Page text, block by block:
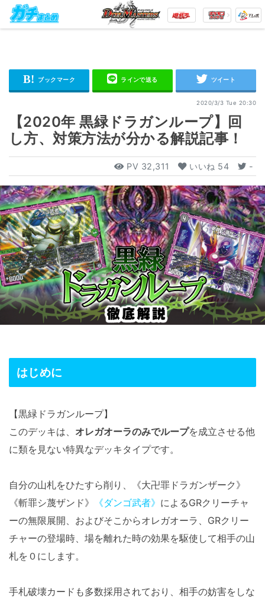
2020/3/3 Tue 20:30
【2020年 黒緑ドラガンループ】回
し方、対策方法が分かる解説記事！
PV 32,311 いいね 54 -
はじめに
【黒緑ドラガンループ】
このデッキは、 オレガオーラのみでループを成立させる他
に類を見ない特異なデッキタイプです。
自分の山札をひたすら削り、《大卍罪ドラガンザーク》
《斬罪シ蔑ザンド》
《ダンゴ武者》 によるGRクリーチャ
ーの無限展開、およびそこからオレガオーラ、GRクリー
チャーの登場時、場を離れた時の効果を駆使して相手の山
札を０にします。
手札破壊カードも多数採用されており、相手の妨害をしな